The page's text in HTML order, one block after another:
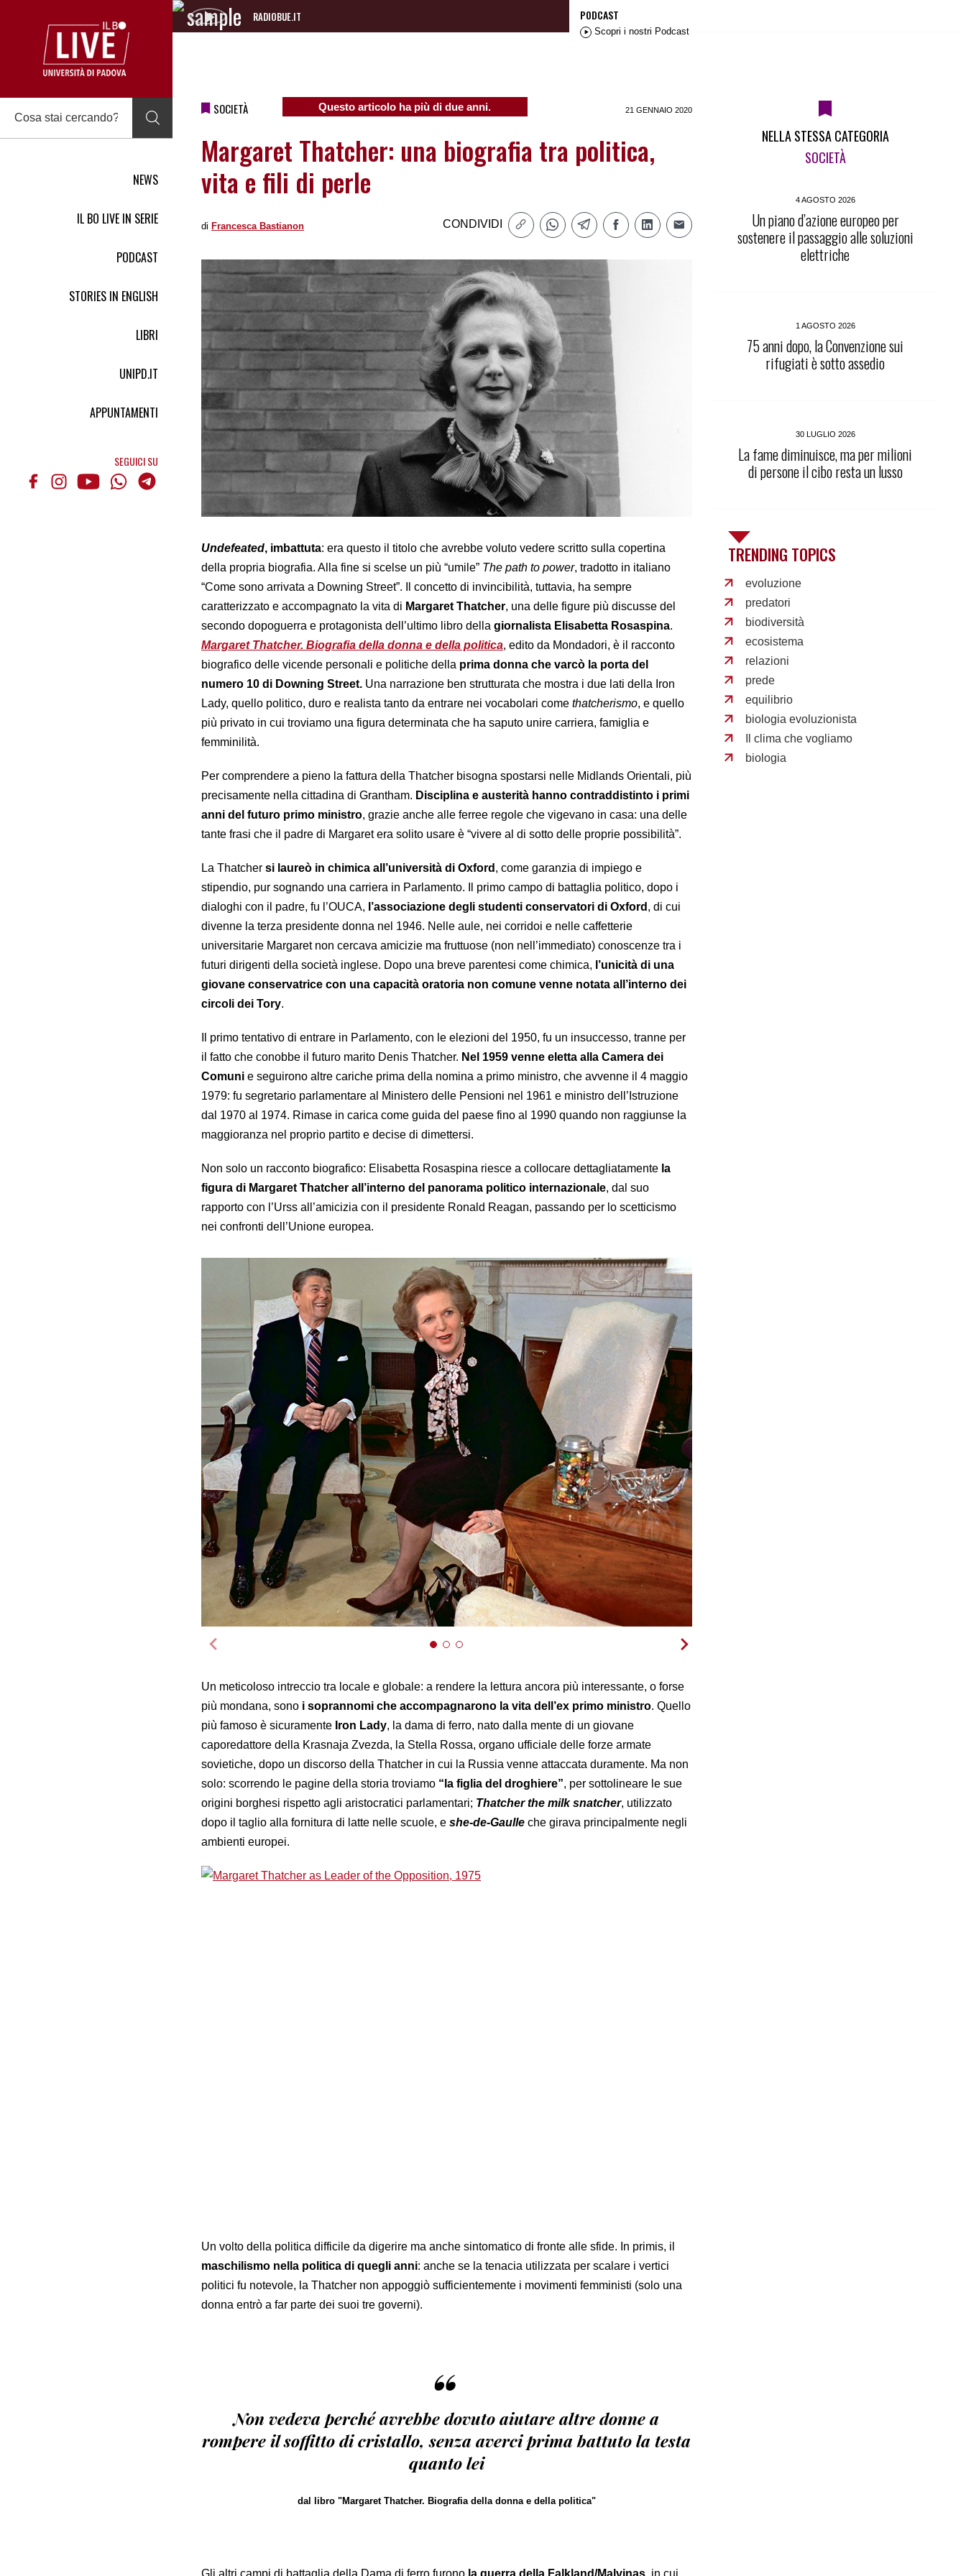
NEWS
IL BO LIVE IN SERIE
PODCAST
STORIES IN ENGLISH
LIBRI
UNIPD.IT
APPUNTAMENTI
SEGUICI SU
RADIOBUE.IT
Audio
PODCAST
Scopri i nostri Podcast
SOCIETÀ Questo articolo ha più di due anni. 21 GENNAIO 2020
Margaret Thatcher: una biografia tra politica,
vita e fili di perle
di Francesca Bastianon CONDIVIDI
Undefeated, imbattuta: era questo il titolo che avrebbe voluto vedere scritto sulla copertina
della propria biografia. Alla fine si scelse un più “umile” The path to power, tradotto in italiano
“Come sono arrivata a Downing Street”. Il concetto di invincibilità, tuttavia, ha sempre
caratterizzato e accompagnato la vita di Margaret Thatcher, una delle figure più discusse del
secondo dopoguerra e protagonista dell’ultimo libro della giornalista Elisabetta Rosaspina.
Margaret Thatcher. Biografia della donna e della politica, edito da Mondadori, è il racconto
biografico delle vicende personali e politiche della prima donna che varcò la porta del
numero 10 di Downing Street. Una narrazione ben strutturata che mostra i due lati della Iron
Lady, quello politico, duro e realista tanto da entrare nei vocabolari come thatcherismo, e quello
più privato in cui troviamo una figura determinata che ha saputo unire carriera, famiglia e
femminilità.
Per comprendere a pieno la fattura della Thatcher bisogna spostarsi nelle Midlands Orientali, più
precisamente nella cittadina di Grantham. Disciplina e austerità hanno contraddistinto i primi
anni del futuro primo ministro, grazie anche alle ferree regole che vigevano in casa: una delle
tante frasi che il padre di Margaret era solito usare è “vivere al di sotto delle proprie possibilità”.
La Thatcher si laureò in chimica all’università di Oxford , come garanzia di impiego e
stipendio, pur sognando una carriera in Parlamento. Il primo campo di battaglia politico, dopo i
dialoghi con il padre, fu l’OUCA, l’associazione degli studenti conservatori di Oxford , di cui
divenne la terza presidente donna nel 1946. Nelle aule, nei corridoi e nelle caffetterie
universitarie Margaret non cercava amicizie ma fruttuose (non nell’immediato) conoscenze tra i
futuri dirigenti della società inglese. Dopo una breve parentesi come chimica, l’unicità di una
giovane conservatrice con una capacità oratoria non comune venne notata all’interno dei
circoli dei Tory.
Il primo tentativo di entrare in Parlamento, con le elezioni del 1950, fu un insuccesso, tranne per
il fatto che conobbe il futuro marito Denis Thatcher. Nel 1959 venne eletta alla Camera dei
Comuni e seguirono altre cariche prima della nomina a primo ministro, che avvenne il 4 maggio
1979: fu segretario parlamentare al Ministero delle Pensioni nel 1961 e ministro dell’Istruzione
dal 1970 al 1974. Rimase in carica come guida del paese fino al 1990 quando non raggiunse la
maggioranza nel proprio partito e decise di dimettersi.
Non solo un racconto biografico: Elisabetta Rosaspina riesce a collocare dettagliatamente la
figura di Margaret Thatcher all’interno del panorama politico internazionale, dal suo
rapporto con l’Urss all’amicizia con il presidente Ronald Reagan, passando per lo scetticismo
nei confronti dell’Unione europea.
Un meticoloso intreccio tra locale e globale: a rendere la lettura ancora più interessante, o forse
più mondana, sono i soprannomi che accompagnarono la vita dell’ex primo ministro. Quello
più famoso è sicuramente Iron Lady, la dama di ferro, nato dalla mente di un giovane
caporedattore della Krasnaja Zvezda, la Stella Rossa, organo ufficiale delle forze armate
sovietiche, dopo un discorso della Thatcher in cui la Russia venne attaccata duramente. Ma non
solo: scorrendo le pagine della storia troviamo “la figlia del droghiere”, per sottolineare le sue
origini borghesi rispetto agli aristocratici parlamentari; Thatcher the milk snatcher, utilizzato
dopo il taglio alla fornitura di latte nelle scuole, e she-de-Gaulle che girava principalmente negli
ambienti europei.
Un volto della politica difficile da digerire ma anche sintomatico di fronte alle sfide. In primis, il
maschilismo nella politica di quegli anni: anche se la tenacia utilizzata per scalare i vertici
politici fu notevole, la Thatcher non appoggiò sufficientemente i movimenti femministi (solo una
donna entrò a far parte dei suoi tre governi).
“
Non vedeva perché avrebbe dovuto aiutare altre donne a
rompere il soffitto di cristallo, senza averci prima battuto la testa
quanto lei
dal libro "Margaret Thatcher. Biografia della donna e della politica"
Gli altri campi di battaglia della Dama di ferro furono la guerra della Falkland/Malvinas , in cui
NELLA STESSA CATEGORIA
SOCIETÀ
4 AGOSTO 2026
Un piano d’azione europeo per
sostenere il passaggio alle soluzioni
elettriche
1 AGOSTO 2026
75 anni dopo, la Convenzione sui
rifugiati è sotto assedio
30 LUGLIO 2026
La fame diminuisce, ma per milioni
di persone il cibo resta un lusso
TRENDING TOPICS
evoluzione
predatori
biodiversità
ecosistema
relazioni
prede
equilibrio
biologia evoluzionista
Il clima che vogliamo
biologia